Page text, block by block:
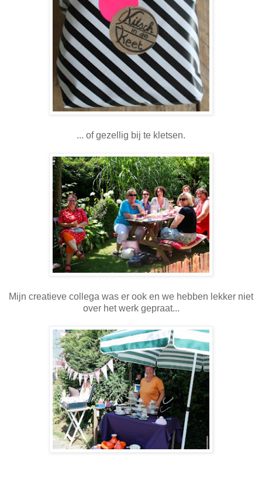
... of gezellig bij te kletsen.
Mijn creatieve collega was er ook en we hebben lekker niet
over het werk gepraat...